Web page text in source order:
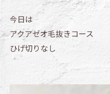
今日は
アクアゼオ毛抜きコース
ひげ切りなし